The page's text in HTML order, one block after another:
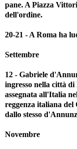
pane. A Piazza
dell'ordine.
20-21 - A Roma ha
Settembre
12 - Gabriele
ingresso nella città
assegnata all'Italia
reggenza italiana
dallo stesso
Novembre